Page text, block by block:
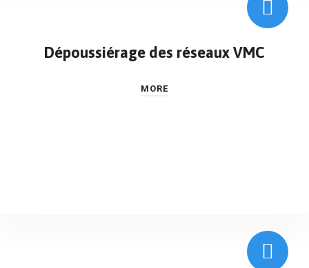
Dépoussiérage des réseaux VMC
MORE